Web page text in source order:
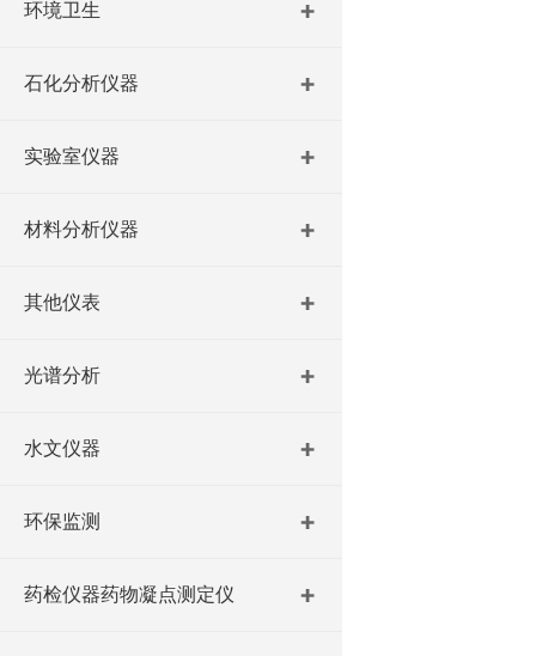
环境卫生
石化分析仪器
实验室仪器
材料分析仪器
其他仪表
光谱分析
水文仪器
环保监测
药检仪器药物凝点测定仪